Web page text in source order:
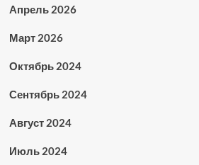
Апрель 2026
Март 2026
Октябрь 2024
Сентябрь 2024
Август 2024
Июль 2024